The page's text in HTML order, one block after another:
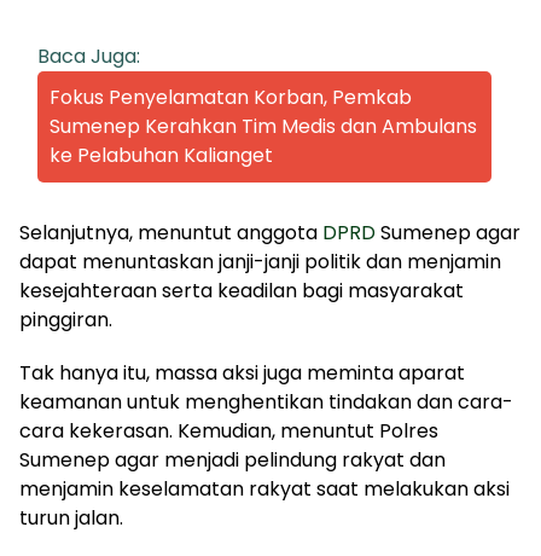
Baca Juga:
Fokus Penyelamatan Korban, Pemkab
Sumenep Kerahkan Tim Medis dan Ambulans
ke Pelabuhan Kalianget
Selanjutnya, menuntut anggota DPRDSumenep agar
dapat menuntaskan janji-janji politik dan menjamin
kesejahteraan serta keadilan bagi masyarakat
pinggiran.
Tak hanya itu, massa aksi juga meminta aparat
keamanan untuk menghentikan tindakan dan cara-
cara kekerasan. Kemudian, menuntut Polres
Sumenep agar menjadi pelindung rakyat dan
menjamin keselamatan rakyat saat melakukan aksi
turun jalan.